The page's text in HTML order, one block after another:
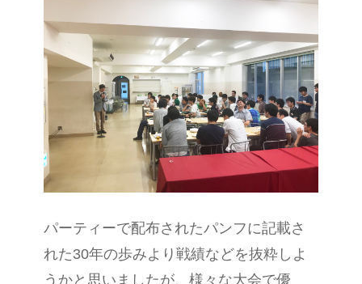
パーティーで配布されたパンフに記載さ
れた30年の歩みより戦績などを抜粋しよ
うかと思いましたが、様々な大会で優